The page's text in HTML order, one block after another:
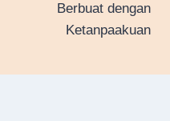
Berbuat dengan
Ketanpaakuan